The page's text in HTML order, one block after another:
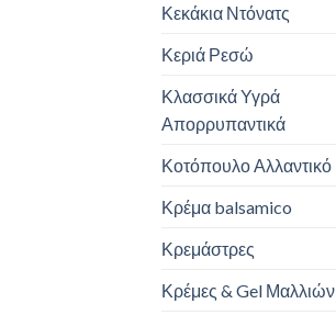
Κεκάκια Ντόνατς
Κεριά Ρεσώ
Κλασσικά Υγρά
Απορρυπαντικά
Κοτόπουλο Αλλαντικό
Κρέμα balsamico
Κρεμάστρες
Κρέμες & Gel Μαλλιών